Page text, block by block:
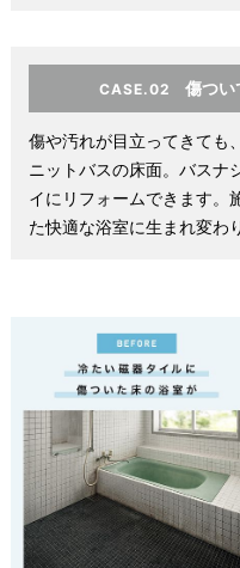
CASE.02 傷つい
傷や汚れが目立ってきても
ニットバスの床面。バスナ
イにリフォームできます。
た快適な浴室に生まれ変わ